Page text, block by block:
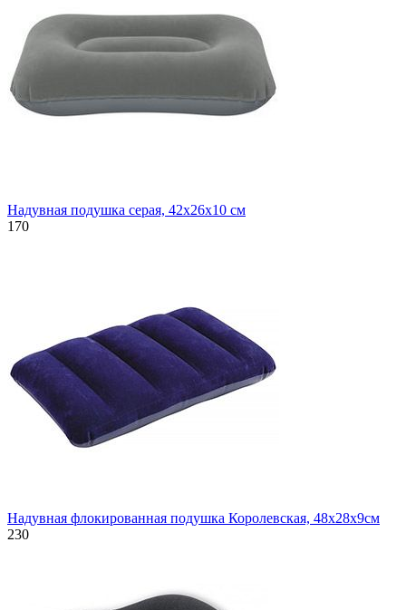
Надувная подушка серая, 42х26х10 см
170
Надувная флокированная подушка Королевская, 48х28х9см
230